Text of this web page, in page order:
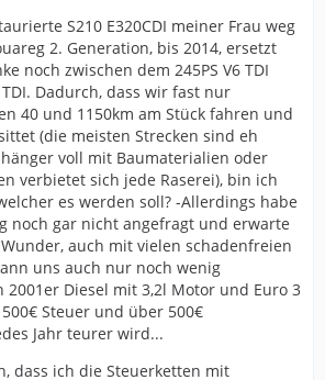
S210 E320CDI meiner Frau weg
2. Generation, bis 2014, ersetzt
noch zwischen dem 245PS V6 TDI
TDI. Dadurch, dass wir fast nur
40 und 1150km am Stück fahren und
(die meisten Strecken sind eh
voll mit Baumaterialien oder
verbietet sich jede Raserei), bin ich
es werden soll? -Allerdings habe
noch gar nicht angefragt und erwarte
auch mit vielen schadenfreien
uns auch nur noch wenig
2001er Diesel mit 3,2l Motor und Euro 3
Steuer und über 500€
Jahr teurer wird...
dass ich die Steuerketten mit